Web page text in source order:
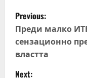
P
o
s
Previous:
Преди малко
сензационно
властта
Next: